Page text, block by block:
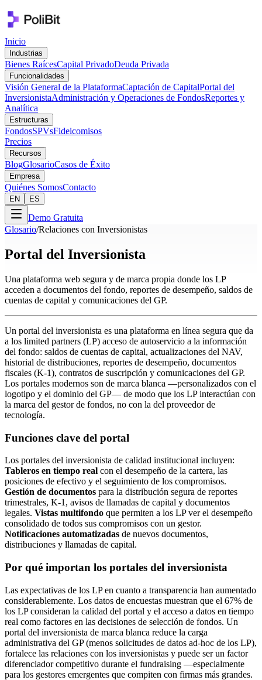
Inicio
Industrias
Bienes RaícesCapital PrivadoDeuda Privada
Funcionalidades
Visión General de la PlataformaCaptación de CapitalPortal del
InversionistaAdministración y Operaciones de FondosReportes y
Analítica
Estructuras
FondosSPVsFideicomisos
Precios
Recursos
BlogGlosarioCasos de Éxito
Empresa
Quiénes SomosContacto
EN ES
Demo Gratuita
Glosario/Relaciones con Inversionistas
Portal del Inversionista
Una plataforma web segura y de marca propia donde los LP
acceden a documentos del fondo, reportes de desempeño, saldos de
cuentas de capital y comunicaciones del GP.
Un portal del inversionista es una plataforma en línea segura que da
a los limited partners (LP) acceso de autoservicio a la información
del fondo: saldos de cuentas de capital, actualizaciones del NAV,
historial de distribuciones, reportes de desempeño, documentos
fiscales (K-1), contratos de suscripción y comunicaciones del GP.
Los portales modernos son de marca blanca —personalizados con el
logotipo y el dominio del GP— de modo que los LP interactúan con
la marca del gestor de fondos, no con la del proveedor de
tecnología.
Funciones clave del portal
Los portales del inversionista de calidad institucional incluyen:
Tableros en tiempo real con el desempeño de la cartera, las
posiciones de efectivo y el seguimiento de los compromisos.
Gestión de documentos para la distribución segura de reportes
trimestrales, K-1, avisos de llamadas de capital y documentos
legales. Vistas multifondo que permiten a los LP ver el desempeño
consolidado de todos sus compromisos con un gestor.
Notificaciones automatizadas de nuevos documentos,
distribuciones y llamadas de capital.
Por qué importan los portales del inversionista
Las expectativas de los LP en cuanto a transparencia han aumentado
considerablemente. Los datos de encuestas muestran que el 67% de
los LP consideran la calidad del portal y el acceso a datos en tiempo
real como factores en las decisiones de selección de fondos. Un
portal del inversionista de marca blanca reduce la carga
administrativa del GP (menos solicitudes de datos ad-hoc de los LP),
fortalece las relaciones con los inversionistas y puede ser un factor
diferenciador competitivo durante el fundraising —especialmente
para los gestores emergentes que compiten con firmas más grandes.